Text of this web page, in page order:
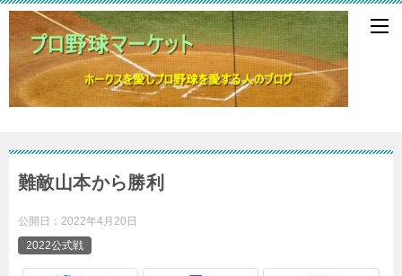
難敵山本から勝利
公開日： 2022年4月20日
2022公式戦